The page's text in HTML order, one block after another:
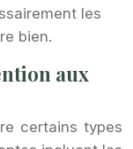
les
bien.
aux
certains types